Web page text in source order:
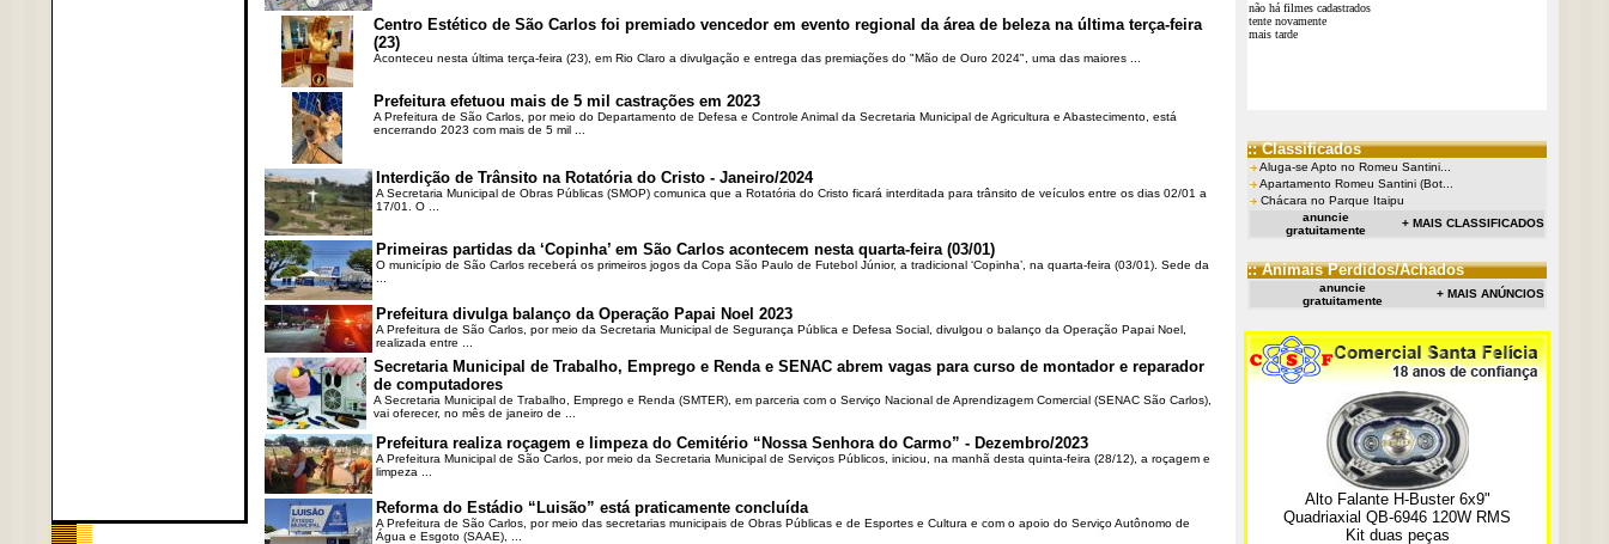
Centro Estético de São Carlos foi premiado vencedor em evento regional da área de beleza na última terça-feira
(23)
Aconteceu nesta última terça-feira (23), em Rio Claro a divulgação e entrega das premiações do "Mão de Ouro 2024", uma das maiores ...
Prefeitura efetuou mais de 5 mil castrações em 2023
A Prefeitura de São Carlos, por meio do Departamento de Defesa e Controle Animal da Secretaria Municipal de Agricultura e Abastecimento, está
encerrando 2023 com mais de 5 mil ...
Interdição de Trânsito na Rotatória do Cristo - Janeiro/2024
A Secretaria Municipal de Obras Públicas (SMOP) comunica que a Rotatória do Cristo ficará interditada para trânsito de veículos entre os dias 02/01 a
17/01. O ...
Primeiras partidas da ‘Copinha’ em São Carlos acontecem nesta quarta-feira (03/01)
O município de São Carlos receberá os primeiros jogos da Copa São Paulo de Futebol Júnior, a tradicional ‘Copinha’, na quarta-feira (03/01). Sede da
Prefeitura divulga balanço da Operação Papai Noel 2023
A Prefeitura de São Carlos, por meio da Secretaria Municipal de Segurança Pública e Defesa Social, divulgou o balanço da Operação Papai Noel,
realizada entre ...
Secretaria Municipal de Trabalho, Emprego e Renda e SENAC abrem vagas para curso de montador e reparador
de computadores
A Secretaria Municipal de Trabalho, Emprego e Renda (SMTER), em parceria com o Serviço Nacional de Aprendizagem Comercial (SENAC São Carlos),
vai oferecer, no mês de janeiro de ...
Prefeitura realiza roçagem e limpeza do Cemitério “Nossa Senhora do Carmo” - Dezembro/2023
A Prefeitura Municipal de São Carlos, por meio da Secretaria Municipal de Serviços Públicos, iniciou, na manhã desta quinta-feira (28/12), a roçagem e
limpeza ...
Reforma do Estádio “Luisão” está praticamente concluída
A Prefeitura de São Carlos, por meio das secretarias municipais de Obras Públicas e de Esportes e Cultura e com o apoio do Serviço Autônomo de
Água e Esgoto (SAAE), ...
não há filmes cadastrados
tente novamente
mais tarde
:: Classificados
Aluga-se Apto no Romeu Santini...
Apartamento Romeu Santini (Bot...
Chácara no Parque Itaipu
anuncie
gratuitamente
+ MAIS CLASSIFICADOS
:: Animais Perdidos/Achados
anuncie
gratuitamente
+ MAIS ANÚNCIOS